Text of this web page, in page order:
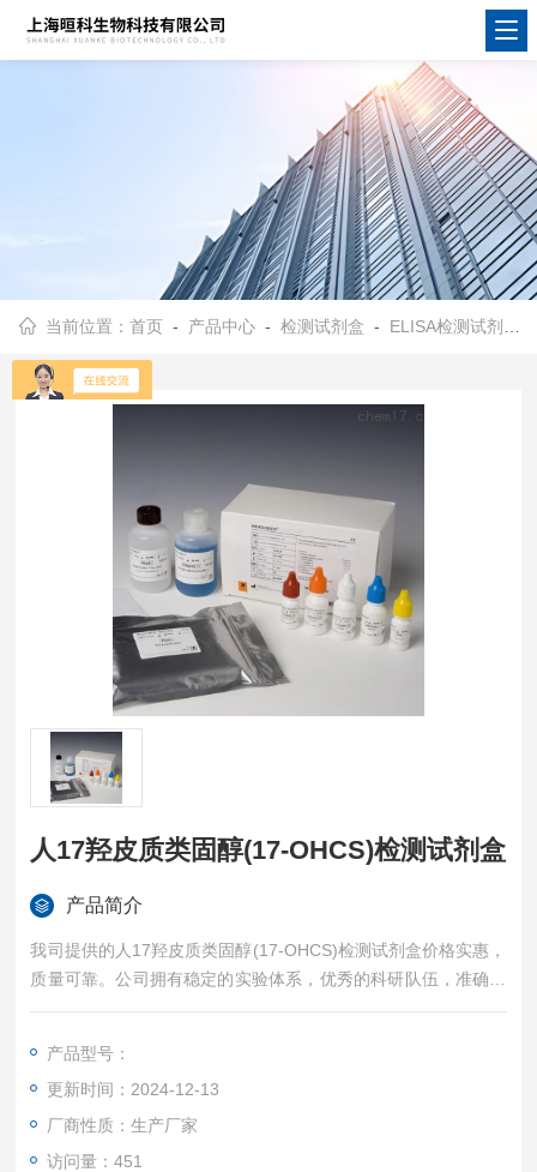
当前位置：首页 - 产品中心 -检测试剂盒 - ELISA检测试剂盒
人17羟皮质类固醇(17-OHCS)检测试剂盒
产品简介
我司提供的人17羟皮质类固醇(17-OHCS)检测试剂盒价格实惠，
质量可靠。公司拥有稳定的实验体系，优秀的科研队伍，准确的
实验结果，是您值得信赖的合作伙伴，凡购买我司的试剂盒产品
产品型号：
更新时间：2024-12-13
厂商性质：生产厂家
访问量：451